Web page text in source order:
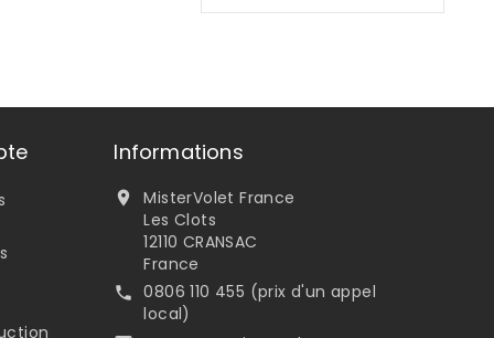
Informations

MisterVolet France
Les Clots
12110 CRANSAC
France

0806 110 455 (prix d'un appel
local)